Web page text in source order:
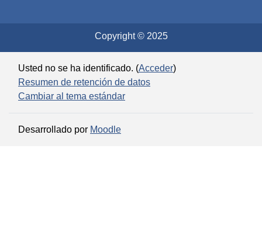
Copyright © 2025
Usted no se ha identificado. (Acceder)
Resumen de retención de datos
Cambiar al tema estándar
Desarrollado por Moodle